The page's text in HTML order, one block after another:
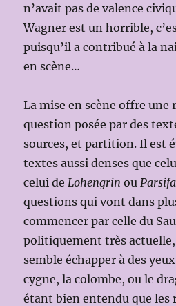
n’avait pas de valence
Wagner est un horrible,
puisqu’il a contribué à la
en scène…
La mise en scène offre une
question posée par des
sources, et partition. Il est
textes aussi denses que
celui de Lohengrin ou
questions qui vont dans
commencer par celle du
politiquement très
semble échapper à des
cygne, la colombe, ou le
étant bien entendu que les